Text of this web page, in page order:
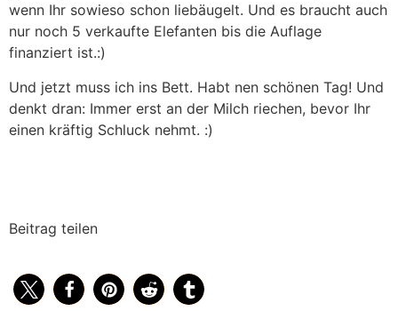
wenn Ihr sowieso schon liebäugelt. Und es braucht auch
nur noch 5 verkaufte Elefanten bis die Auflage
finanziert ist.:)
Und jetzt muss ich ins Bett. Habt nen schönen Tag! Und
denkt dran: Immer erst an der Milch riechen, bevor Ihr
einen kräftig Schluck nehmt. :)
Beitrag teilen